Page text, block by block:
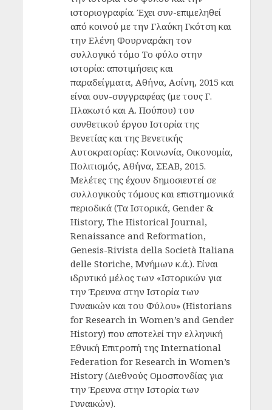
ιστοριογραφία. Έχει συν-επιμεληθεί
από κοινού με την Γλαύκη Γκότση και
την Ελένη Φουρναράκη τον
συλλογικό τόμο Το φύλο στην
ιστορία: αποτιμήσεις και
παραδείγματα, Αθήνα, Ασίνη, 2015 και
είναι συν-συγγραφέας (με τους Γ.
Πλακωτό και Α. Πούπου) του
συνθετικού έργου Ιστορία της
Βενετίας και της Βενετικής
Αυτοκρατορίας: Κοινωνία, Οικονομία,
Πολιτισμός, Αθήνα, ΣΕΑΒ, 2015.
Μελέτες της έχουν δημοσιευτεί σε
συλλογικούς τόμους και επιστημονικά
περιοδικά (Τα Ιστορικά, Gender &
History, The Historical Journal,
Renaissance and Reformation,
Genesis-Rivista della Società Italiana
delle Storiche, Μνήμων κ.ά.). Είναι
ιδρυτικό μέλος των «Ιστορικών για
την Έρευνα στην Ιστορία των
Γυναικών και του Φύλου» (Historians
for Research in Women’s and Gender
History) που αποτελεί την ελληνική
Εθνική Επιτροπή της International
Federation for Research in Women’s
History (Διεθνούς Ομοσπονδίας για
την Έρευνα στην Ιστορία των
Γυναικών).